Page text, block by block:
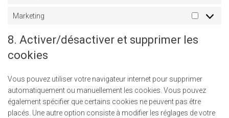
Marketing
8. Activer/désactiver et supprimer les
cookies
Vous pouvez utiliser votre navigateur internet pour supprimer
automatiquement ou manuellement les cookies. Vous pouvez
également spécifier que certains cookies ne peuvent pas être
placés. Une autre option consiste à modifier les réglages de votre